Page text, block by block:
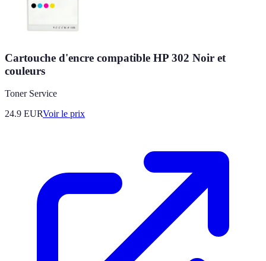
Cartouche d'encre compatible HP 302 Noir et
couleurs
Toner Service
24.9 EURVoir le prix